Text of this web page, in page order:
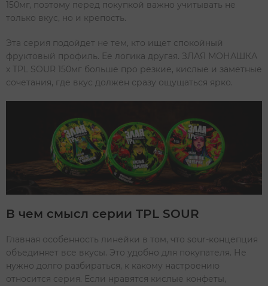
150мг, поэтому перед покупкой важно учитывать не
только вкус, но и крепость.
Эта серия подойдет не тем, кто ищет спокойный
фруктовый профиль. Ее логика другая. ЗЛАЯ МОНАШКА
х TPL SOUR 150мг больше про резкие, кислые и заметные
сочетания, где вкус должен сразу ощущаться ярко.
В чем смысл серии TPL SOUR
Главная особенность линейки в том, что sour-концепция
объединяет все вкусы. Это удобно для покупателя. Не
нужно долго разбираться, к какому настроению
относится серия. Если нравятся кислые конфеты,